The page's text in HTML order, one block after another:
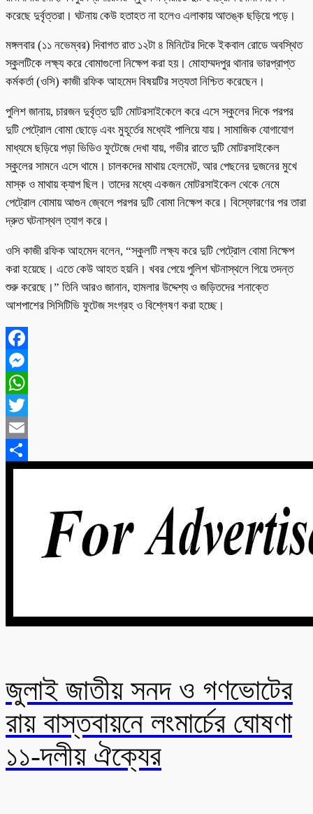
করেছে দুর্বৃত্তরা। ঘটনায় কেউ হতাহত না হলেও এলাকায় আতঙ্ক ছড়িয়ে পড়ে।
মঙ্গলবার (১১ নভেম্বর) দিবাগত রাত ১২টা ৪ মিনিটের দিকে ইকবাল রোডে অবস্থিত
স্কুলটিকে লক্ষ্য করে বোমাগুলো নিক্ষেপ করা হয়। মোহাম্মদপুর থানার ভারপ্রাপ্ত
কর্মকর্তা (ওসি) কাজী রফিক আহমেদ বিষয়টির সত্যতা নিশ্চিত করেছেন।
পুলিশ জানায়, চারজন দুর্বৃত্ত দুটি মোটরসাইকেলে করে এসে স্কুলের দিকে পরপর
দুটি পেট্রোল বোমা ছোড়ে এবং মুহূর্তের মধ্যেই পালিয়ে যায়। সামাজিক যোগাযোগ
মাধ্যমে ছড়িয়ে পড়া ভিডিও ফুটেজে দেখা যায়, গভীর রাতে দুটি মোটরসাইকেল
স্কুলের সামনে এসে থামে। চালকদের মাথায় হেলমেট, আর পেছনের দুজনের মুখে
মাস্ক ও মাথায় ক্যাপ ছিল। তাদের মধ্যে একজন মোটরসাইকেল থেকে নেমে
পেট্রোল বোমায় আগুন জ্বেলে পরপর দুটি বোমা নিক্ষেপ করে। বিস্ফোরণের পর তারা
দ্রুত ঘটনাস্থল ত্যাগ করে।
ওসি কাজী রফিক আহমেদ বলেন, “স্কুলটি লক্ষ্য করে দুটি পেট্রোল বোমা নিক্ষেপ
করা হয়েছে। এতে কেউ আহত হয়নি। খবর পেয়ে পুলিশ ঘটনাস্থলে গিয়ে তদন্ত
শুরু করেছে।” তিনি আরও জানান, হামলার উদ্দেশ্য ও জড়িতদের শনাক্তে
আশপাশের সিসিটিভি ফুটেজ সংগ্রহ ও বিশ্লেষণ করা হচ্ছে।
Facebook
Messenger
WhatsApp
Twitter
Email
Share
জুলাই জাতীয় সনদ ও গণভোটের
রায় বাস্তবায়নে লংমার্চের ঘোষণা
১১-দলীয় ঐক্যের